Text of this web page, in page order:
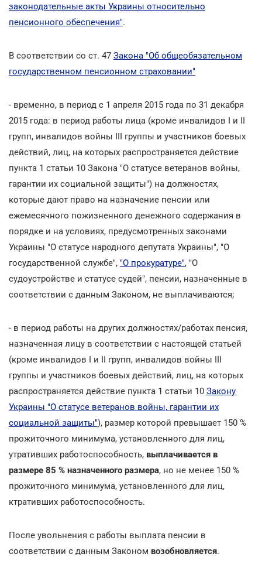
законодательные акты Украины относительно
пенсионного обеспечения".
В соответствии со ст. 47 Закона "Об общеобязательном
государственном пенсионном страховании"
- временно, в период с 1 апреля 2015 года по 31 декабря
2015 года: в период работы лица (кроме инвалидов I и II
групп, инвалидов войны III группы и участников боевых
действий, лиц, на которых распространяется действие
пункта 1 статьи 10 Закона "О статусе ветеранов войны,
гарантии их социальной защиты") на должностях,
которые дают право на назначение пенсии или
ежемесячного пожизненного денежного содержания в
порядке и на условиях, предусмотренных законами
Украины "О статусе народного депутата Украины", "О
государственной службе", "О прокуратуре", "О
судоустройстве и статусе судей", пенсии, назначенные в
соответствии с данным Законом, не выплачиваются;
- в период работы на других должностях/работах пенсия,
назначенная лицу в соответствии с настоящей статьей
(кроме инвалидов I и II групп, инвалидов войны III
группы и участников боевых действий, лиц, на которых
распространяется действие пункта 1 статьи 10 Закону
Украины "О статусе ветеранов войны, гарантии их
социальной защиты"), размер которой превышает 150 %
прожиточного минимума, установленного для лиц,
утративших работоспособность, выплачивается в
размере 85 % назначенного размера, но не менее 150 %
прожиточного минимума, установленного для лиц,
ктративших работоспособность.
После увольнения с работы выплата пенсии в
соответствии с данным Законом возобновляется.